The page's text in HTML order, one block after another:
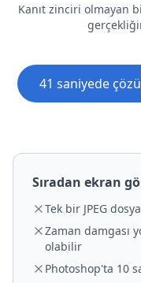
Kanıt zinciri olmayan
41 saniyede
Sıradan ekran
Tek bir JPEG
Zaman damgası
olabilir
Photoshop'ta 10